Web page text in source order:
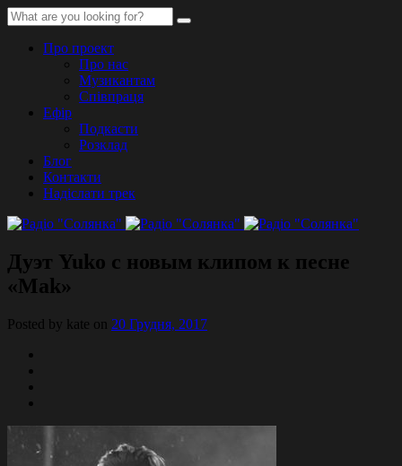
Про проект
Про нас
Музикантам
Співпраця
Ефір
Подкасти
Розклад
Блог
Контакти
Надіслати трек
Дуэт Yuko с новым клипом к песне
«Маk»
Posted by kate on 20 Грудня, 2017